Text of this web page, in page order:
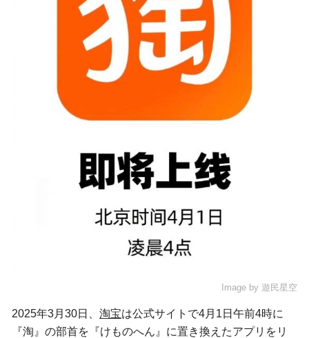
Image by 遊民星空
2025年3月30日、 淘宝は公式サイトで4月1日午前4時に
『淘』の部首を『けものへん』に置き換えたアプリをリ